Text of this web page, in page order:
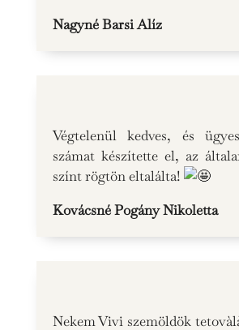
Nagyné Barsi Alíz
Végtelenül kedves, és
számat készítette el, az
színt rögtön eltalálta!
Kovácsné Pogány Nikoletta
Nekem Vivi szemöldök